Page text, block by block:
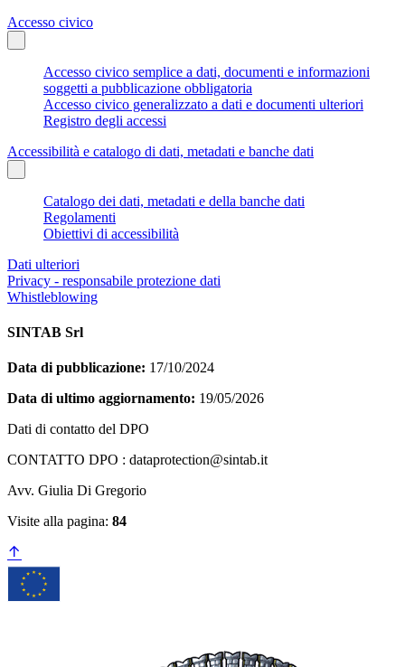
Accesso civico
Accesso civico semplice a dati, documenti e informazioni
soggetti a pubblicazione obbligatoria
Accesso civico generalizzato a dati e documenti ulteriori
Registro degli accessi
Accessibilità e catalogo di dati, metadati e banche dati
Catalogo dei dati, metadati e della banche dati
Regolamenti
Obiettivi di accessibilità
Dati ulteriori
Privacy - responsabile protezione dati
Whistleblowing
SINTAB Srl
Data di pubblicazione: 17/10/2024
Data di ultimo aggiornamento: 19/05/2026
Dati di contatto del DPO
CONTATTO DPO : dataprotection@sintab.it
Avv. Giulia Di Gregorio
Visite alla pagina: 84